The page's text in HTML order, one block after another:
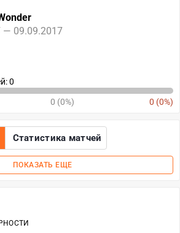
— 09.09.2017
0
0 (0%) 0 (0%)
Статистика матчей
ПОКАЗАТЬ ЕЩЕ